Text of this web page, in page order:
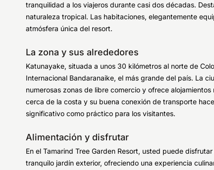
tranquilidad a los viajeros durante casi dos décadas.
naturaleza tropical. Las habitaciones, elegantemente
atmósfera única del resort.
La zona y sus alrededores
Katunayake, situada a unos 30 kilómetros al norte de
Internacional Bandaranaike, el más grande del país. La
numerosas zonas de libre comercio y ofrece
cerca de la costa y su buena conexión de transporte
significativo como práctico para los visitantes.
Alimentación y disfrutar
En el Tamarind Tree Garden Resort, usted puede
tranquilo jardín exterior, ofreciendo una experiencia